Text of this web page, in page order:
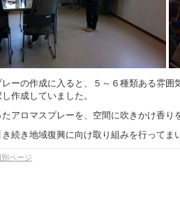
レーの作成に入ると、５～６種類ある雰
作成していました。
アロマスプレーを、空間に吹きかけ香り
続き地域復興に向け取り組みを行ってま
別ページ